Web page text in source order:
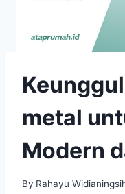
metal
Modern
By Rahayu